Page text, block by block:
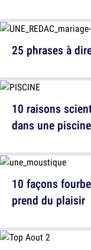
25 phrases à
10 façons
prend du plaisir
10 raisons
dans une piscine